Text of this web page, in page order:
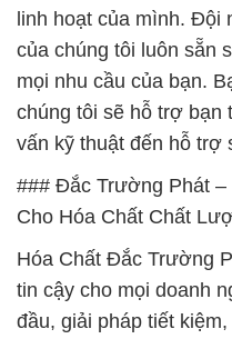
linh hoạt của mình. Đội
của chúng tôi luôn sẵn
mọi nhu cầu của bạn.
chúng tôi sẽ hỗ trợ
vấn kỹ thuật đến hỗ trợ
### Đắc Trường Phát
Cho Hóa Chất Chất
Hóa Chất Đắc Trường
tin cậy cho mọi doanh
đầu, giải pháp tiết